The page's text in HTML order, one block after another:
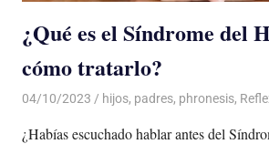
¿Qué es el Síndrome del
cómo tratarlo?
04/10/2023 De todo un Poco
hijos, padres, phronesis,
¿Habías escuchado hablar antes del